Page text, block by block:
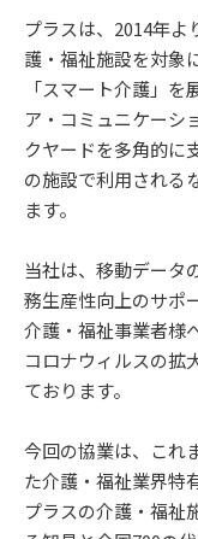
プラスは、2014年よ
護・福祉施設を対象
「スマート介護」
ア・コミュニケーシ
クヤードを多角的に
の施設で利用される
ます。
当社は、移動データ
務生産性向上のサポ
介護・福祉事業者様
コロナウィルスの拡
ております。
今回の協業は、これ
た介護・福祉業界特
プラスの介護・福祉